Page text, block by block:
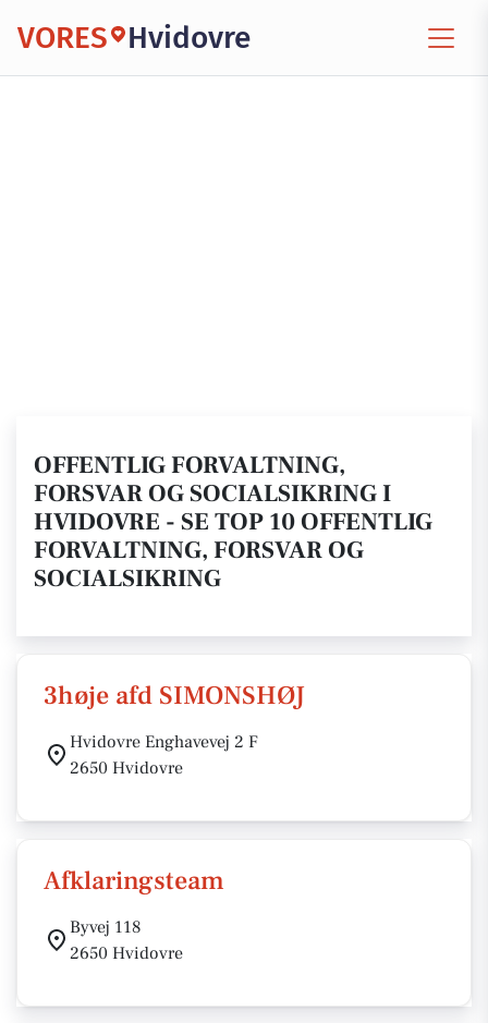
VORES Hvidovre
OFFENTLIG FORVALTNING,
FORSVAR OG SOCIALSIKRING I
HVIDOVRE - SE TOP 10 OFFENTLIG
FORVALTNING, FORSVAR OG
SOCIALSIKRING
3høje afd SIMONSHØJ
Hvidovre Enghavevej 2 F
2650 Hvidovre
Afklaringsteam
Byvej 118
2650 Hvidovre